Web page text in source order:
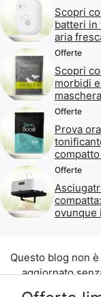
Scopri
batteri in
aria
Offerte
Scopri
morbidi
Offerte
Prova
Offerte
ovunque
Questo blog non
aggiornato